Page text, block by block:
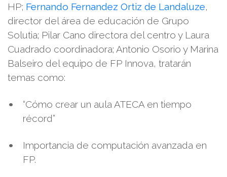
HP; Fernando Fernandez Ortiz de Landaluze,
director del área de educación de Grupo
Solutia; Pilar Cano directora del centro y Laura
Cuadrado coordinadora; Antonio Osorio y Marina
Balseiro del equipo de FP Innova, tratarán
temas como:
“Cómo crear un aula ATECA en tiempo
récord”
Importancia de computación avanzada en
FP.